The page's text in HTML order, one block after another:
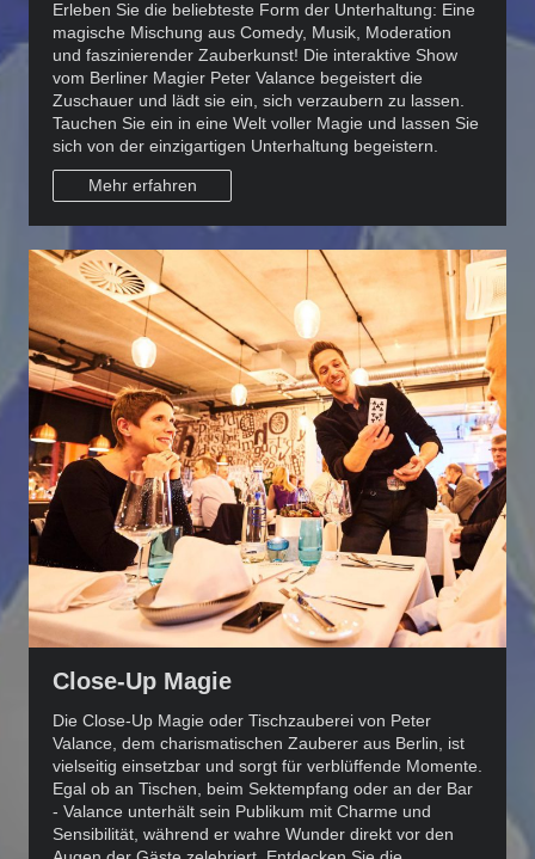
Erleben Sie die beliebteste Form der Unterhaltung: Eine
magische Mischung aus Comedy, Musik, Moderation
und faszinierender Zauberkunst! Die interaktive Show
vom Berliner Magier Peter Valance begeistert die
Zuschauer und lädt sie ein, sich verzaubern zu lassen.
Tauchen Sie ein in eine Welt voller Magie und lassen Sie
sich von der einzigartigen Unterhaltung begeistern.
Mehr erfahren
Close-Up Magie
Die Close-Up Magie oder Tischzauberei von Peter
Valance, dem charismatischen Zauberer aus Berlin, ist
vielseitig einsetzbar und sorgt für verblüffende Momente.
Egal ob an Tischen, beim Sektempfang oder an der Bar
- Valance unterhält sein Publikum mit Charme und
Sensibilität, während er wahre Wunder direkt vor den